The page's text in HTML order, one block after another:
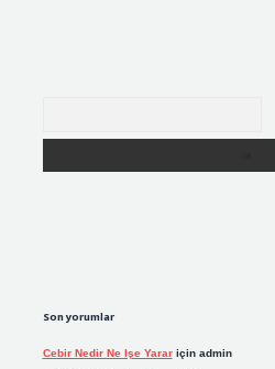
Son yorumlar
Cebir Nedir Ne Işe Yarariçin admin